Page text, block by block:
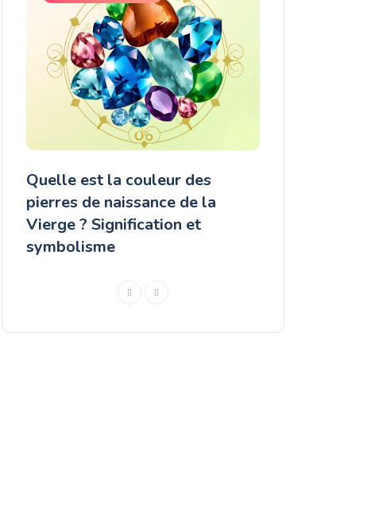
Quelle est la couleur des
pierres de naissance de la
Vierge ? Signification et
symbolisme